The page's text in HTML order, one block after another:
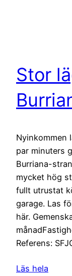
Stor
Nyinkommen
par minuters
Burriana-
mycket hög
fullt utrustat
garage. Las
här.
Referens:
Läs hela